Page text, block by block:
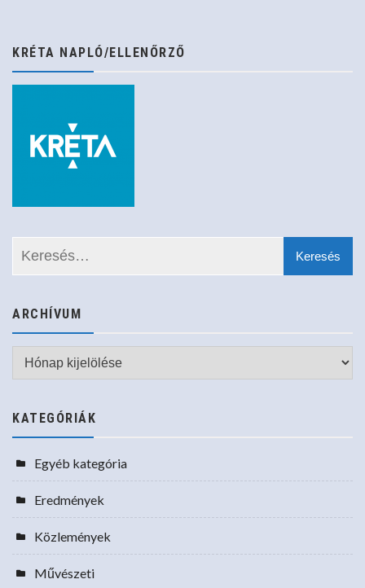
KRÉTA NAPLÓ/ELLENŐRZŐ
ARCHÍVUM
Archívum
KATEGÓRIÁK
Egyéb kategória
Eredmények
Közlemények
Művészeti